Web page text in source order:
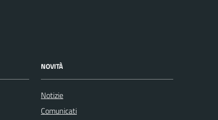
NOVITÀ
Notizie
Comunicati